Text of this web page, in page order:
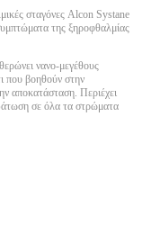
σταγόνες Alcon Systane
της ξηροφθαλμίας
νανο-μεγέθους
που βοηθούν στην
αποκατάσταση. Περιέχει
σε όλα τα στρώματα